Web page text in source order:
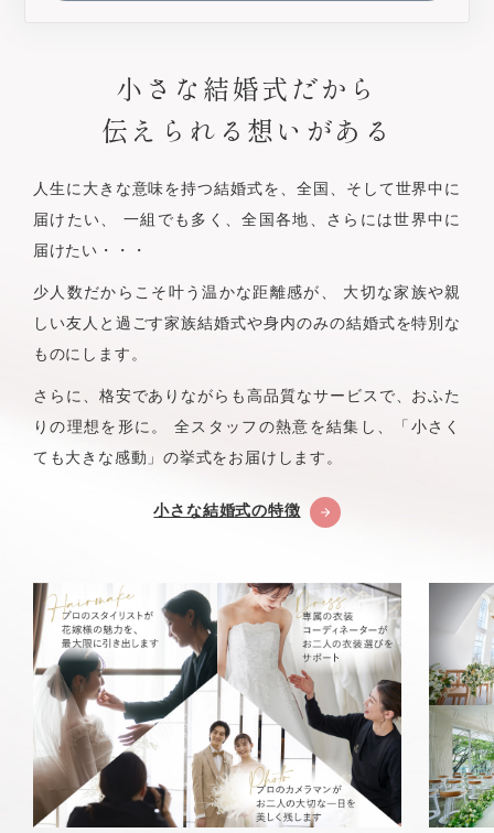
小さな結婚式だから
伝えられる想いがある
人生に大きな意味を持つ結婚式を、全国、そして世界中に
届けたい、
一組でも多く、全国各地、さらには世界中に
届けたい・・・
少人数だからこそ叶う温かな距離感が、
大切な家族や親
しい友人と過ごす家族結婚式や身内のみの結婚式を特別な
ものにします。
さらに、格安でありながらも高品質なサービスで、おふた
りの理想を形に。
全スタッフの熱意を結集し、「小さく
ても大きな感動」の挙式をお届けします。
小さな結婚式の特徴